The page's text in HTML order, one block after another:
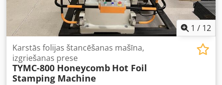
1 / 12
Karstās folijas štancēšanas mašīna,
izgriešanas prese
TYMC-800 Honeycomb Hot Foil
Stamping Machine